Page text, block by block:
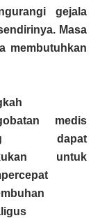
gejala
Masa
membutuhkan
medis
dapat
untuk